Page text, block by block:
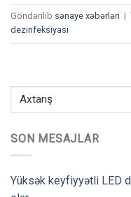
SON MESAJLAR
Yüksək keyfiyyətli LED
Göndərilib sənaye xəbərləri |
dezinfeksiyası